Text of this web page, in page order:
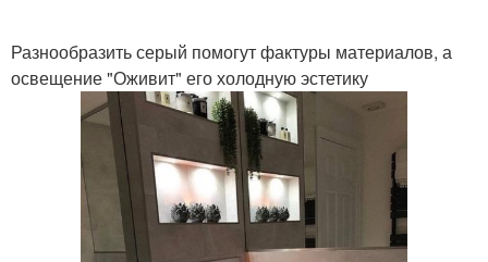
Разнообразить серый помогут фактуры материалов, а
освещение "Оживит" его холодную эстетику